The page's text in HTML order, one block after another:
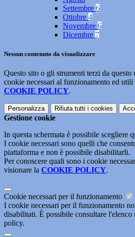
Settembre 6
Ottobre 4
Novembre 6
Dicembre 7
Nessun contenuto da visualizzare
Questo sito o gli strumenti terzi da
cookie necessari al funzionamento ed
COOKIE POLICY.
Personalizza Rifiuta tutti i cookies
Gestione cookie
In questa schermata è possibile scegliere
I cookie necessari sono quelli che
piattaforma e non è possibile disabilitarli.
Per conoscere quali sono i cookie
visionare la COOKIE POLICY.
Cookie necessari per il funzionamento
I cookie necessari per il funzionamento
disabilitati. È possibile consultare
policy.